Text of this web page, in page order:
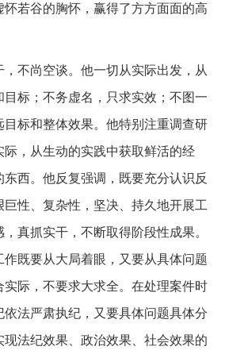
若谷的胸怀，赢得了方方面面的高
不尚空谈。他一切从实际出发，从
标；不务虚名，只求实效；不图一
目标和整体效果。他特别注重调查研
际，从生动的实践中获取鲜活的经
西。他反复强调，既要充分认识反
巨性、复杂性，坚决、持久地开展工
真抓实干，不断取得阶段性成果。
既要从大局着眼，又要从具体问题
实际，不要求大求全。在处理案件时
法严肃执纪，又要具体问题具体分
法纪效果、政治效果、社会效果的